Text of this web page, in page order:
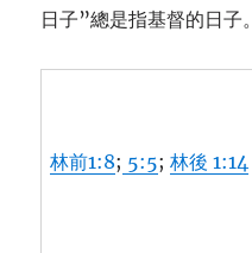
日子”總是指基督的日子。
林前1:8; 5:5;林後 1:14